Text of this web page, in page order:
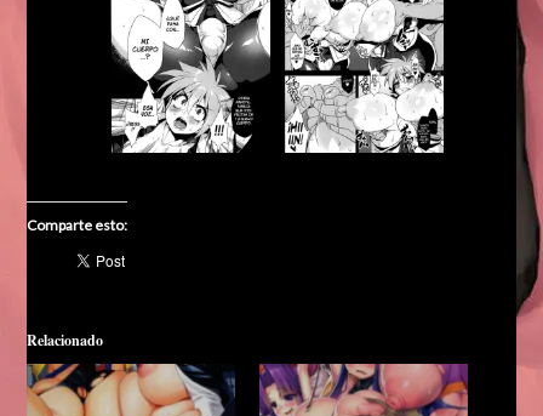
Comparte esto:
Relacionado